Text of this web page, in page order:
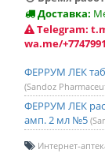
Доставка:
Telegram:
wa.me/
ФЕРРУМ ЛЕК
(Sandoz
ФЕРРУМ ЛЕК
амп. 2 мл №5
Интернет-